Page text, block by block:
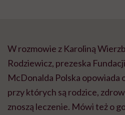
W rozmowie z Karoliną
Rodziewicz, prezeska
McDonalda Polska opowiada
przy których są rodzice,
znoszą leczenie. Mówi też o